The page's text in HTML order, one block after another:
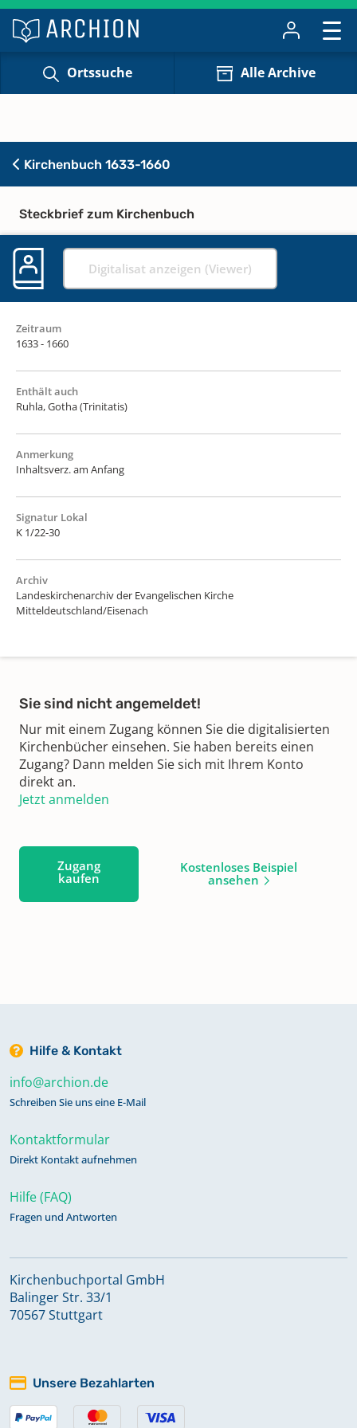
Ortssuche Alle Archive
Kirchenbuch 1633-1660
Steckbrief zum Kirchenbuch
Digitalisat anzeigen (Viewer)
Zeitraum
1633 - 1660
Enthält auch
Ruhla, Gotha (Trinitatis)
Anmerkung
Inhaltsverz. am Anfang
Signatur Lokal
K 1/22-30
Archiv
Landeskirchenarchiv der Evangelischen Kirche
Mitteldeutschland/Eisenach
Sie sind nicht angemeldet!
Nur mit einem Zugang können Sie die digitalisierten
Kirchenbücher einsehen. Sie haben bereits einen
Zugang? Dann melden Sie sich mit Ihrem Konto
direkt an.
Jetzt anmelden
Zugang
kaufen
Kostenloses Beispiel
ansehen
Hilfe & Kontakt
info@archion.de
Schreiben Sie uns eine E-Mail
Kontaktformular
Direkt Kontakt aufnehmen
Hilfe (FAQ)
Fragen und Antworten
Kirchenbuchportal GmbH
Balinger Str. 33/1
70567 Stuttgart
Unsere Bezahlarten